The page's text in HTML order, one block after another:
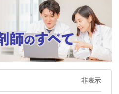
非表示